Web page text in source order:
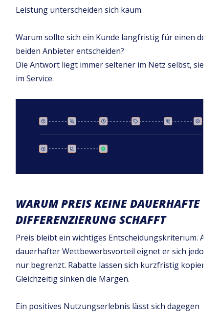
Leistung unterscheiden sich kaum.
Warum sollte sich ein Kunde langfristig für einen der
beiden Anbieter entscheiden?
Die Antwort liegt immer seltener im Netz selbst, sie
im Service.
WARUM PREIS KEINE DAUERHAFTE
DIFFERENZIERUNG SCHAFFT
Preis bleibt ein wichtiges Entscheidungskriterium. Als
dauerhafter Wettbewerbsvorteil eignet er sich jedoch
nur begrenzt. Rabatte lassen sich kurzfristig kopieren.
Gleichzeitig sinken die Margen.
Ein positives Nutzungserlebnis lässt sich dagegen